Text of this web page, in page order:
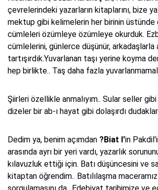
çevrelerindeki yazarların kitaplarını, bize
mektup gibi kelimelerin her birinin üstünde
cümleleri özümleye özümleye okurduk.
cümlelerini, günlerce düşünür, arkadaşlarla
tartışırdık.Yuvarlanan taşı yerine koyma
hep birlikte.. Taş daha fazla
Şiirleri özellikle anmalıyım.. Sular seller
dizeler bir ab-ı hayat gibi dolaşırdı
Dedim ya, benim açımdan ?Biat I'in
arasında ayrı bir yeri vardı, yazarlık
kılavuzluk ettiği için. Batı düşüncesini ve
kitaptan öğrendim.. Batılılaşma